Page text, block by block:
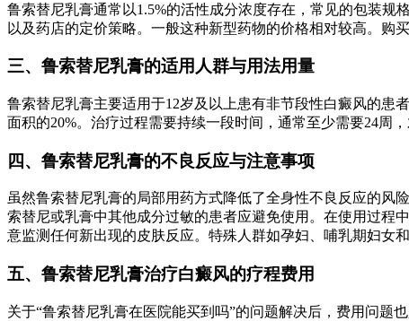
鲁索替尼乳膏通常以1.5%的活性成分浓度存在，常见的包装规
以及药店的定价策略。一般这种新型药物的价格相对较高。购
三、鲁索替尼乳膏的适用人群与用法用量
鲁索替尼乳膏主要适用于12岁及以上患有非节段性白癜风的患
面积的20%。治疗过程需要持续一段时间，通常至少需要24周
四、鲁索替尼乳膏的不良反应与注意事项
虽然鲁索替尼乳膏的局部用药方式降低了全身性不良反应的风
索替尼或乳膏中其他成分过敏的患者应避免使用。在使用过程
意监测任何新出现的皮肤反应。特殊人群如孕妇、哺乳期妇女
五、鲁索替尼乳膏治疗白癜风的疗程费用
关于“鲁索替尼乳膏在医院能买到吗”的问题解决后，费用问题